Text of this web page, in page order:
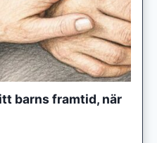
barns framtid, när